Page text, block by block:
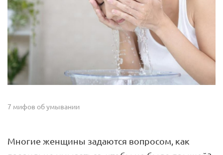
7 мифов об умывании
Многие женщины задаются вопросом, как